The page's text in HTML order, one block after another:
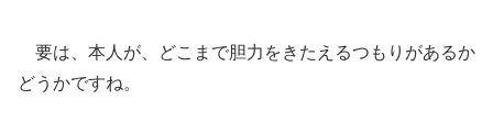
要は、本人が、どこまで胆力をきたえるつもりがあるか
どうかですね。